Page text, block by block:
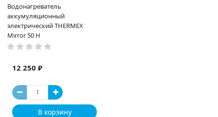
Водонагреватель
аккумуляционный
электрический THERMEX
Mirror 50 H
12 250 ₽
В корзину